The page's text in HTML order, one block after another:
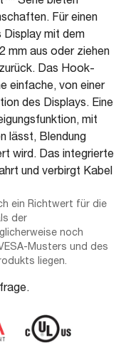
Für einen
Display mit dem
mm aus oder ziehen
Das Hook-
einfache, von einer
des Displays. Eine
mit
lässt, Blendung
wird. Das integrierte
und verbirgt Kabel
ein Richtwert für die
der
noch
Musters und des
liegen.